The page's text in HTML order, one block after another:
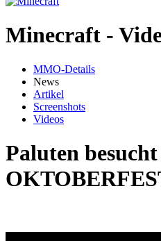
Minecraft -
MMO-Details
News
Artikel
Screenshots
Videos
Paluten